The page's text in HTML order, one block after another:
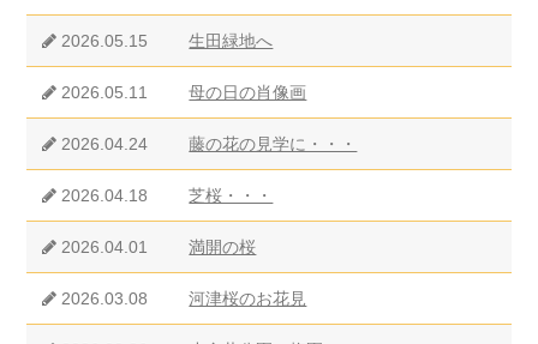
2026.05.15 生田緑地へ
2026.05.11 母の日の肖像画
2026.04.24 藤の花の見学に・・・
2026.04.18 芝桜・・・
2026.04.01 満開の桜
2026.03.08 河津桜のお花見